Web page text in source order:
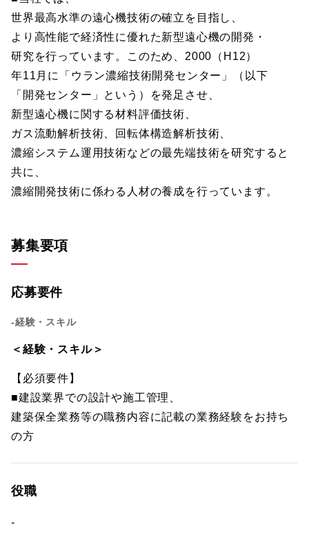
世界最高水準の遠心機技術の確立を目指し、
より高性能で経済性に優れた新型遠心機の開発・
研究を行っています。このため、2000（H12）
年11月に「ウラン濃縮技術開発センター」（以下
「開発センター」という）を発足させ、
新型遠心機に関する材料評価技術、
ガス流動解析技術、回転体構造解析技術、
濃縮システム運用技術などの最先端技術を研究すると
共に、
濃縮開発技術に係わる人材の養成を行っています。
募集要項
応募要件
-経験・スキル
＜経験・スキル＞
【必須要件】
■建設業界での設計や施工管理、
建築保全業務等の職務内容に記載の業務経験をお持ち
の方
役職
-